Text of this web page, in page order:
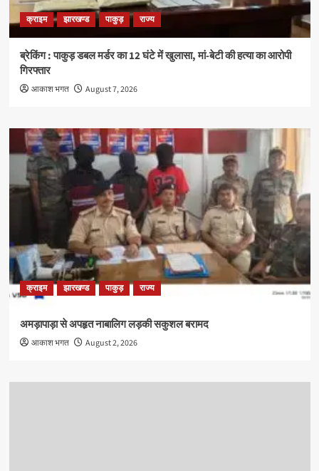
क्राइम झारखण्ड पाकुड़ राज्य
ब्रेकिंग : पाकुड़ डबल मर्डर का 12 घंटे में खुलासा, मां-बेटी की हत्या का आरोपी
गिरफ्तार
आकाश भगत August 7, 2026
क्राइम झारखण्ड पाकुड़ राज्य
अमड़ापाड़ा से अपहृत नाबालिग लड़की सकुशल बरामद
आकाश भगत August 2, 2026